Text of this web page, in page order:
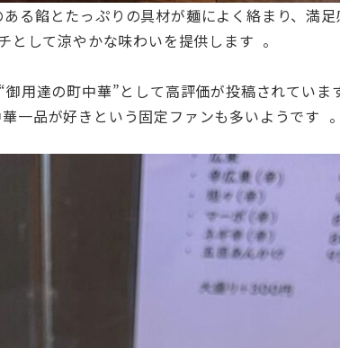
る餡とたっぷりの具材が麺によく絡まり、満
して涼やかな味わいを提供します 。
達の町中華”として高評価が投稿されていま
一品が好きという固定ファンも多いようです 。